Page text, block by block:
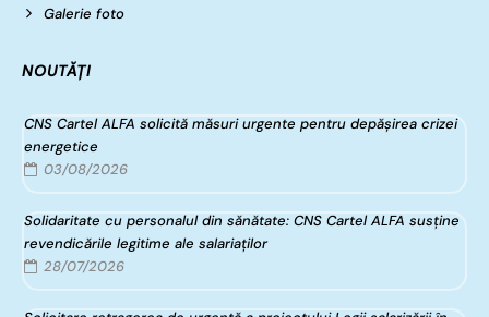
Galerie foto
NOUTĂȚI
CNS Cartel ALFA solicită măsuri urgente pentru depășirea crizei
energetice
03/08/2026
Solidaritate cu personalul din sănătate: CNS Cartel ALFA susține
revendicările legitime ale salariaților
28/07/2026